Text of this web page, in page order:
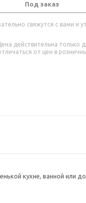
Под заказ
свяжутся с вами и
действительна только
от цен в
кухне, ванной или